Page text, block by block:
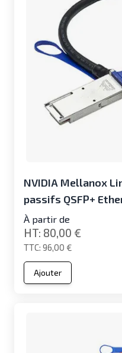
NVIDIA Mellanox
passifs QSFP+
À partir de
96,00 €
80,00 €
Ajouter